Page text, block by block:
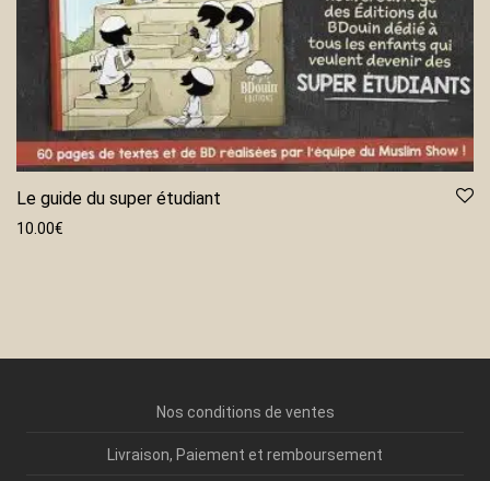
Le guide du super étudiant
10.00€
Nos conditions de ventes
Livraison, Paiement et remboursement